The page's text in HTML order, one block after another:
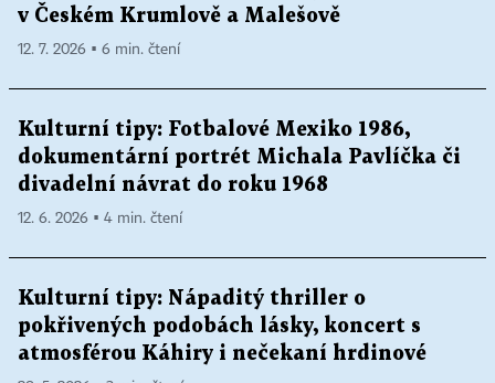
v Českém Krumlově a Malešově
12. 7. 2026 ▪ 6 min. čtení
Kulturní tipy: Fotbalové Mexiko 1986,
dokumentární portrét Michala Pavlíčka či
divadelní návrat do roku 1968
12. 6. 2026 ▪ 4 min. čtení
Kulturní tipy: Nápaditý thriller o
pokřivených podobách lásky, koncert s
atmosférou Káhiry i nečekaní hrdinové